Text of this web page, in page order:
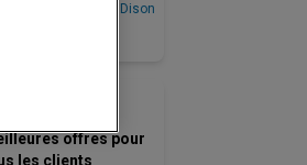
Dison
offres pour
les clients